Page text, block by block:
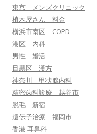
東京 メンズクリニック
植木屋さん 料金
横浜市南区 COPD
港区 内科
男性 婚活
目黒区 漢方
神奈川 甲状腺内科
精密歯科診療 越谷市
脱毛 新宿
遺伝子治療 福岡市
香港 耳鼻科